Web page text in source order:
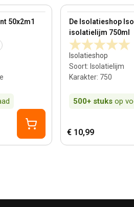
50x2m1
De Isolatieshop
isolatielijm 750ml
Isolatieshop
Soort: Isolatielijm
Karakter: 750
500+ stuks op
View product
€ 10,99